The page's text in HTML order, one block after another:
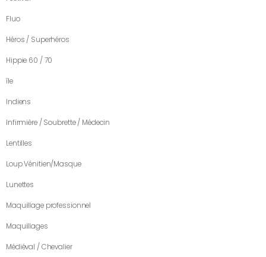
Fluo
Héros / Superhéros
Hippie 60 / 70
île
Indiens
Infirmière / Soubrette / Médecin
Lentilles
Loup Vénitien/Masque
Lunettes
Maquillage professionnel
Maquillages
Médiéval / Chevalier